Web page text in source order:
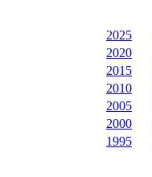
2025
2020
2015
2010
2005
2000
1995